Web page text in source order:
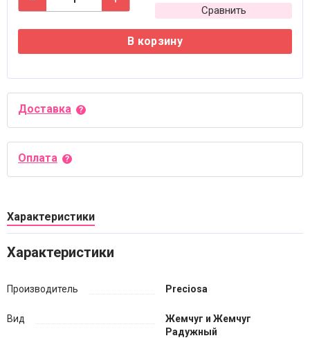
Сравнить
В корзину
Доставка
Оплата
Характеристики
Характеристики
Производитель Preciosa
Вид
Жемчуг и Жемчуг
Радужный